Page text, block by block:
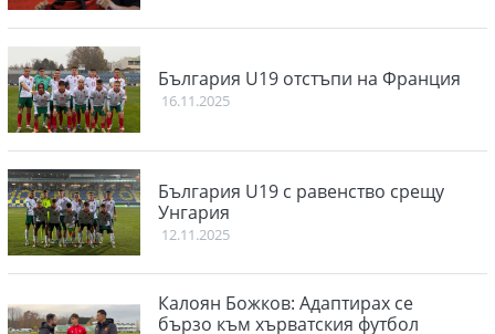
България U19 отстъпи на Франция
16.11.2025
България U19 с равенство срещу
Унгария
12.11.2025
Калоян Божков: Адаптирах се
бързо към хърватския футбол